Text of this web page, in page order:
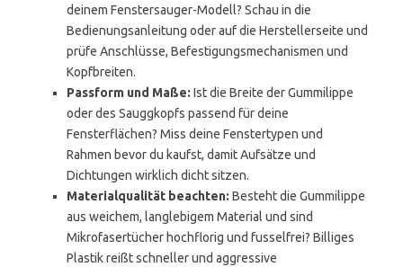
deinem Fenstersauger-Modell? Schau in die
Bedienungsanleitung oder auf die Herstellerseite und
prüfe Anschlüsse, Befestigungsmechanismen und
Kopfbreiten.
Passform und Maße: Ist die Breite der Gummilippe
oder des Sauggkopfs passend für deine
Fensterflächen? Miss deine Fenstertypen und
Rahmen bevor du kaufst, damit Aufsätze und
Dichtungen wirklich dicht sitzen.
Materialqualität beachten: Besteht die Gummilippe
aus weichem, langlebigem Material und sind
Mikrofasertücher hochflorig und fusselfrei? Billiges
Plastik reißt schneller und aggressive